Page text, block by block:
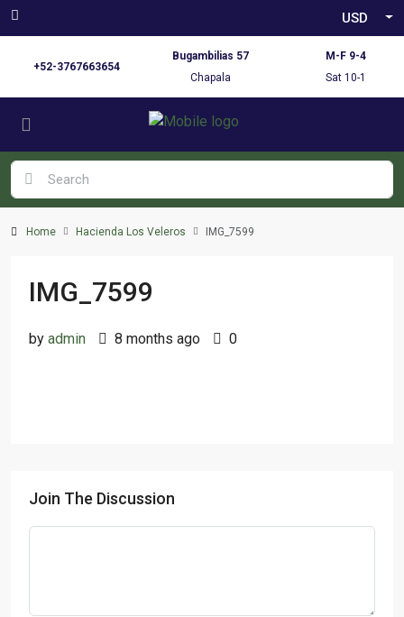
USD
+52-3767663654
Bugambilias 57
Chapala
M-F 9-4
Sat 10-1
Home Hacienda Los Veleros IMG_7599
IMG_7599
by admin 8 months ago 0
Join The Discussion